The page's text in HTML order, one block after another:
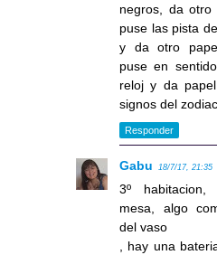
negros, da otro
puse las pista
y da otro
puse en
reloj y da
signos del
Responder
Gabu 18/7/17, 21:35
3º
mesa, algo
del vaso
, hay una